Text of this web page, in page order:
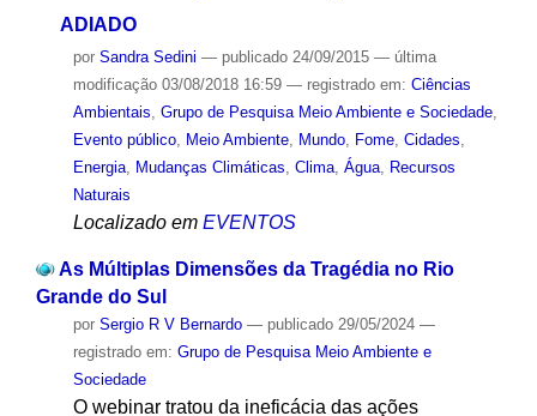
ADIADO
por Sandra Sedini — publicado24/09/2015 — última
modificação03/08/2018 16:59 — registrado em: Ciências
Ambientais, Grupo de Pesquisa Meio Ambiente e Sociedade,
Evento público, Meio Ambiente, Mundo, Fome, Cidades,
Energia, Mudanças Climáticas, Clima, Água, Recursos
Naturais
Localizado em EVENTOS
As Múltiplas Dimensões da Tragédia no Rio
Grande do Sul
por Sergio R V Bernardo — publicado29/05/2024 —
registrado em: Grupo de Pesquisa Meio Ambiente e
Sociedade
O webinar tratou da ineficácia das ações